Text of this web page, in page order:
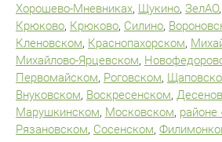
Хорошево-Мневниках, Щукино, ЗелАО,
Крюково, Крюково, Силино,
Кленовском, Краснопахорском,
Михайлово-Ярцевском,
Первомайском, Роговском,
Внуковском, Воскресенском,
Марушкинском, Московском, районе
Рязановском, Сосенском,